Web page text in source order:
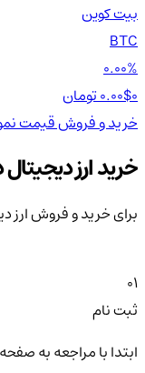
بیت کوین
BTC
0.00%
0.00$0 تومان
خرید و فروشقیمت
خرید ارز دیجیتال در 3 مرحله
برای خرید و فروش ارز
01
ثبت نام
ابتدا با مراجعه به